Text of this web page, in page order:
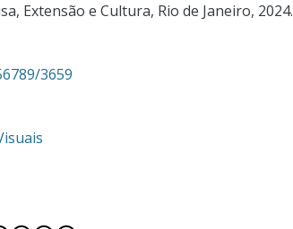
Extensão e Cultura, Rio de Janeiro, 2024.
3659